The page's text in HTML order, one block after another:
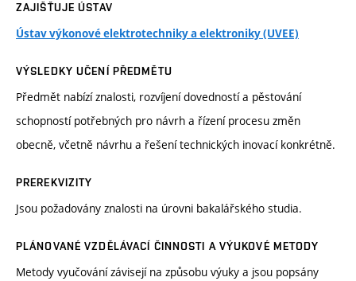
ZAJIŠŤUJE ÚSTAV
Ústav výkonové elektrotechniky a elektroniky (UVEE)
VÝSLEDKY UČENÍ PŘEDMĚTU
Předmět nabízí znalosti, rozvíjení dovedností a pěstování
schopností potřebných pro návrh a řízení procesu změn
obecně, včetně návrhu a řešení technických inovací konkrétně.
PREREKVIZITY
Jsou požadovány znalosti na úrovni bakalářského studia.
PLÁNOVANÉ VZDĚLÁVACÍ ČINNOSTI A VÝUKOVÉ METODY
Metody vyučování závisejí na způsobu výuky a jsou popsány